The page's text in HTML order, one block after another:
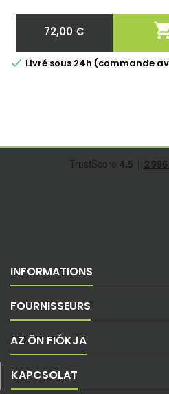
Ár
72,00 €
 Livré sous 24h (commande
INFORMATIONS
FOURNISSEURS
AZ ÖN FIÓKJA
KAPCSOLAT